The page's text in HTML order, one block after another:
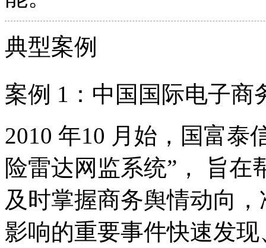
典型案例
案例 1：中国国际电子商
2010 年10 月始，国富泰
险雷达网监系统”， 旨
及时掌握商务舆情动向
影响的重要事件快速发